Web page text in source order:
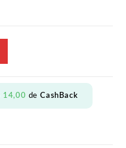
14,00 deCashBack